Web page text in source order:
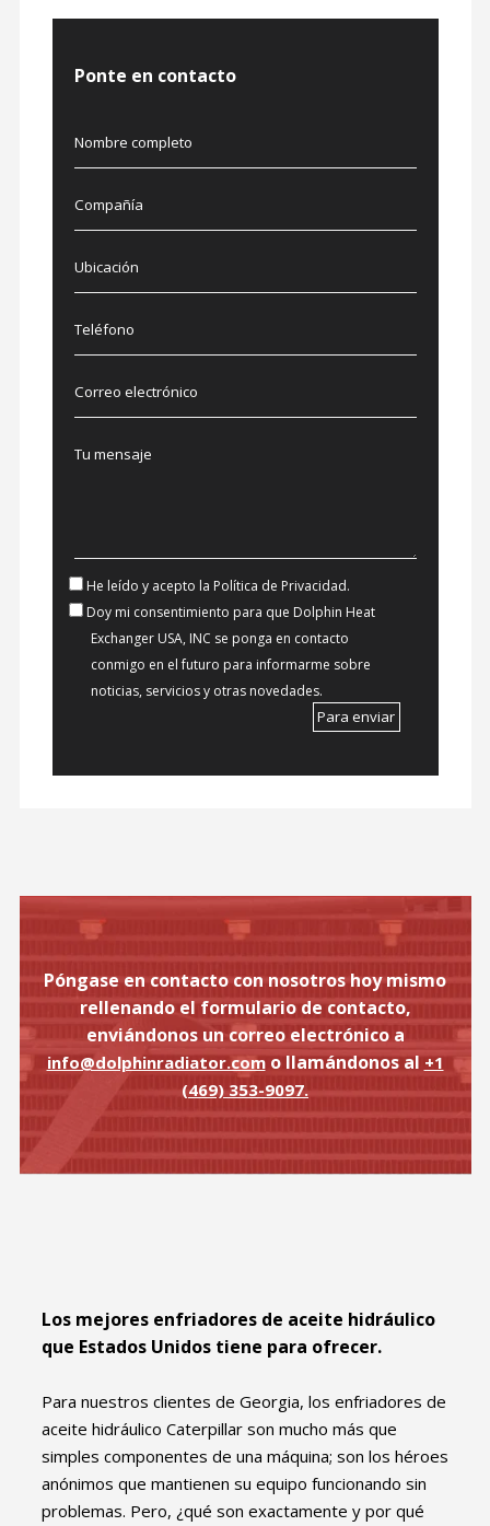
Ponte en contacto
He leído y acepto la Política de Privacidad.
Doy mi consentimiento para que Dolphin Heat
Exchanger USA, INC se ponga en contacto
conmigo en el futuro para informarme sobre
noticias, servicios y otras novedades.
Póngase en contacto con nosotros hoy mismo
rellenando el formulario de contacto,
enviándonos un correo electrónico a
info@dolphinradiator.como llamándonos al+1
(469) 353-9097.
Los mejores enfriadores de aceite hidráulico
que Estados Unidos tiene para ofrecer.
Para nuestros clientes de Georgia, los enfriadores de
aceite hidráulico Caterpillar son mucho más que
simples componentes de una máquina; son los héroes
anónimos que mantienen su equipo funcionando sin
problemas. Pero, ¿qué son exactamente y por qué